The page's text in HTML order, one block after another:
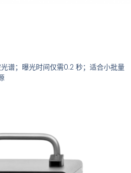
谱；曝光时间仅需0.2 秒；适合小批量